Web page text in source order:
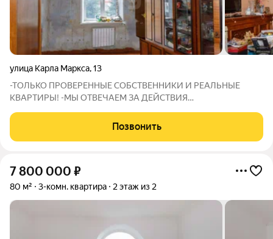
улица Карла Маркса,13
-ТОЛЬКО ПРОВЕРЕННЫЕ СОБСТВЕННИКИ И РЕАЛЬНЫЕ
КВАРТИРЫ! -МЫ ОТВЕЧАЕМ ЗА ДЕЙСТВИЯ
ОБЕСПЕЧИМ ПЕРЕСЕЛЕНИЕ И ФИНАНСОВУЮ ГАРАНТИЮ!
3комнатная квартира в центре по выгодной цене! Требует
Позвонить
7 800 000 ₽
80 м² 3-комн. квартира 2 этаж из 2